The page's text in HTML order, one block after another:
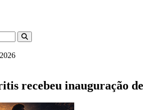
recebeu inauguração